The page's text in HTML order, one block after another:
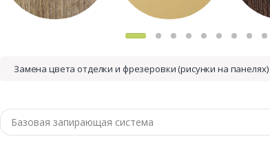
Замена цвета отделки и фрезеровки (рисунки на панелях)